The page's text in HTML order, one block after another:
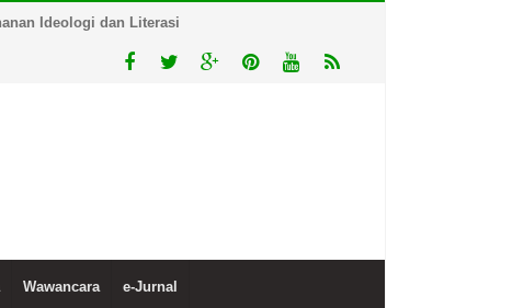
Ideologi dan Literasi
Wawancara e-Jurnal